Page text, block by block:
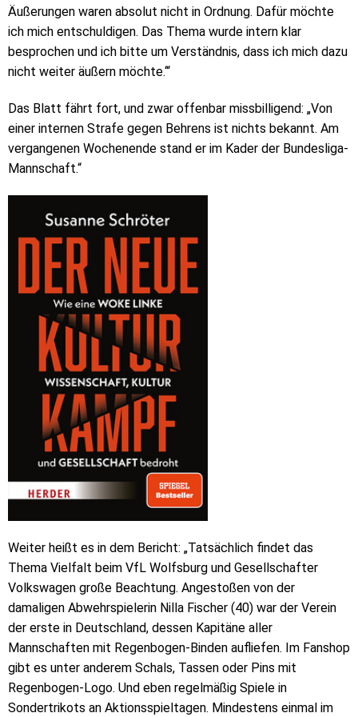
Äußerungen waren absolut nicht in Ordnung. Dafür möchte
ich mich entschuldigen. Das Thema wurde intern klar
besprochen und ich bitte um Verständnis, dass ich mich dazu
nicht weiter äußern möchte.‘“
Das Blatt fährt fort, und zwar offenbar missbilligend: „Von
einer internen Strafe gegen Behrens ist nichts bekannt. Am
vergangenen Wochenende stand er im Kader der Bundesliga-
Mannschaft.“
Weiter heißt es in dem Bericht: „Tatsächlich findet das
Thema Vielfalt beim VfL Wolfsburg und Gesellschafter
Volkswagen große Beachtung. Angestoßen von der
damaligen Abwehrspielerin Nilla Fischer (40) war der Verein
der erste in Deutschland, dessen Kapitäne aller
Mannschaften mit Regenbogen-Binden aufliefen. Im Fanshop
gibt es unter anderem Schals, Tassen oder Pins mit
Regenbogen-Logo. Und eben regelmäßig Spiele in
Sondertrikots an Aktionsspieltagen. Mindestens einmal im